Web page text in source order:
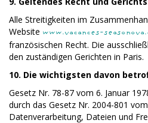
Alle Streitigkeiten im
Website www.vacances-
französischen Recht. Die
den zuständigen Gerichten in Paris.
10. Die wichtigsten davon
Gesetz Nr. 78-87 vom 6. Januar
durch das Gesetz Nr. 2004-801
Datenverarbeitung, Dateien und